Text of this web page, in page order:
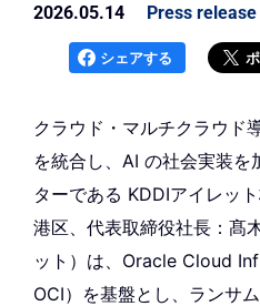
2026.05.14 Press release
シェアする
クラウド・マルチクラウド
を統合し、AI の社会実装
ターである KDDIアイレッ
港区、代表取締役社長：髙
ット）は、Oracle Cloud
OCI）を基盤とし、ランサ